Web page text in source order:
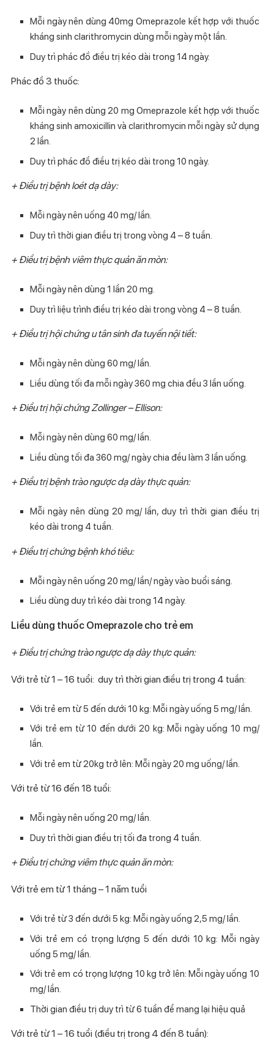
Mỗi ngày nên dùng 40mg Omeprazole kết hợp với thuốc
kháng sinh clarithromycin dùng mỗi ngày một lần.
Duy trì phác đồ điều trị kéo dài trong 14 ngày.
Phác đồ 3 thuốc:
Mỗi ngày nên dùng 20 mg Omeprazole kết hợp với thuốc
kháng sinh amoxicillin và clarithromycin mỗi ngày sử dụng
2 lần.
Duy trì phác đồ điều trị kéo dài trong 10 ngày.
+ Điều trị bệnh loét dạ dày:
Mỗi ngày nên uống 40 mg/ lần.
Duy trì thời gian điều trị trong vòng 4 – 8 tuần.
+ Điều trị bệnh viêm thực quản ăn mòn:
Mỗi ngày nên dùng 1 lần 20 mg.
Duy trì liệu trình điều trị kéo dài trong vòng 4 – 8 tuần.
+ Điều trị hội chứng u tân sinh đa tuyến nội tiết:
Mỗi ngày nên dùng 60 mg/ lần.
Liều dùng tối đa mỗi ngày 360 mg chia đều 3 lần uống.
+ Điều trị hội chứng Zollinger – Ellison:
Mỗi ngày nên dùng 60 mg/ lần.
Liều dùng tối đa 360 mg/ ngày chia đều làm 3 lần uống.
+ Điều trị bệnh trào ngược dạ dày thực quản:
Mỗi ngày nên dùng 20 mg/ lần, duy trì thời gian điều trị
kéo dài trong 4 tuần.
+ Điều trị chứng bệnh khó tiêu:
Mỗi ngày nên uống 20 mg/ lần/ ngày vào buổi sáng.
Liều dùng duy trì kéo dài trong 14 ngày.
Liều dùng thuốc Omeprazole cho trẻ em
+ Điều trị chứng trào ngược dạ dày thực quản:
Với trẻ từ 1 – 16 tuổi: duy trì thời gian điều trị trong 4 tuần:
Với trẻ em từ 5 đến dưới 10 kg: Mỗi ngày uống 5 mg/ lần.
Với trẻ em từ 10 đến dưới 20 kg: Mỗi ngày uống 10 mg/
lần.
Với trẻ em từ 20kg trở lên: Mỗi ngày 20 mg uống/ lần.
Với trẻ từ 16 đến 18 tuổi:
Mỗi ngày nên uống 20 mg/ lần.
Duy trì thời gian điều trị tối đa trong 4 tuần.
+ Điều trị chứng viêm thực quản ăn mòn:
Với trẻ em từ 1 tháng – 1 năm tuổi
Với trẻ từ 3 đến dưới 5 kg: Mỗi ngày uống 2,5 mg/ lần.
Với trẻ em có trọng lượng 5 đến dưới 10 kg: Mỗi ngày
uống 5 mg/ lần.
Với trẻ em có trọng lượng 10 kg trở lên: Mỗi ngày uống 10
mg/ lần.
Thời gian điều trị duy trì từ 6 tuần để mang lại hiệu quả
Với trẻ từ 1 – 16 tuổi (điều trị trong 4 đến 8 tuần):